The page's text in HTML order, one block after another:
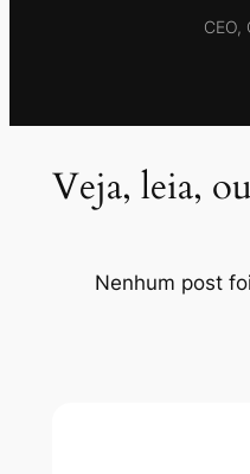
CEO,
Veja, leia,
Nenhum post